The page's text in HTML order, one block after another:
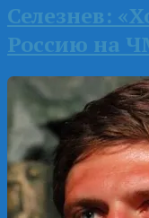
Селезнев:
Россию на